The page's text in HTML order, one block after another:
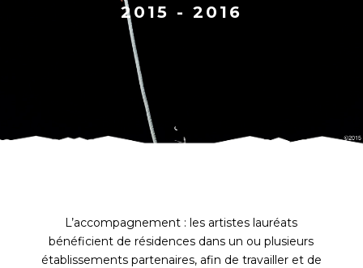
2015 - 2016
L’accompagnement : les artistes lauréats
bénéficient de résidences dans un ou plusieurs
établissements partenaires, afin de travailler et de